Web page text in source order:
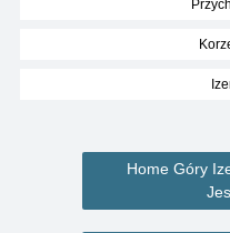
Home Góry